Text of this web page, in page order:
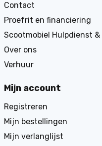
Contact
Proefrit en financiering
Scootmobiel Hulpdienst
Over ons
Verhuur
Mijn account
Registreren
Mijn bestellingen
Mijn verlanglijst